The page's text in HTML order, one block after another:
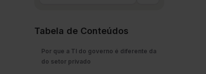
Tabela de Conteúdos
Por que a TI do governo é diferente da
do setor privado